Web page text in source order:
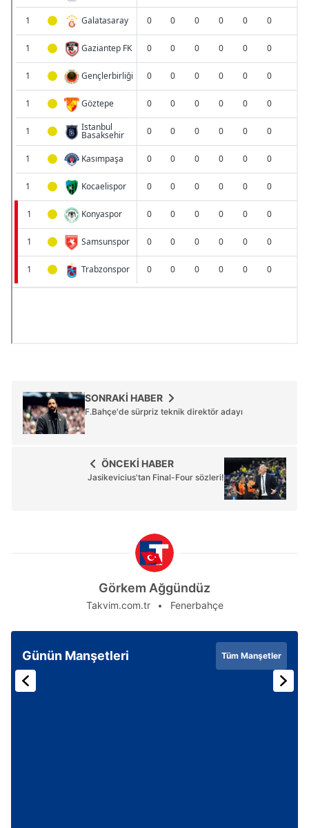
SONRAKİ HABER
F.Bahçe'de sürpriz teknik direktör adayı
ÖNCEKİ HABER
Jasikevicius'tan Final-Four sözleri!
Görkem Ağgündüz
Takvim.com.tr Fenerbahçe
Günün Manşetleri Tüm Manşetler